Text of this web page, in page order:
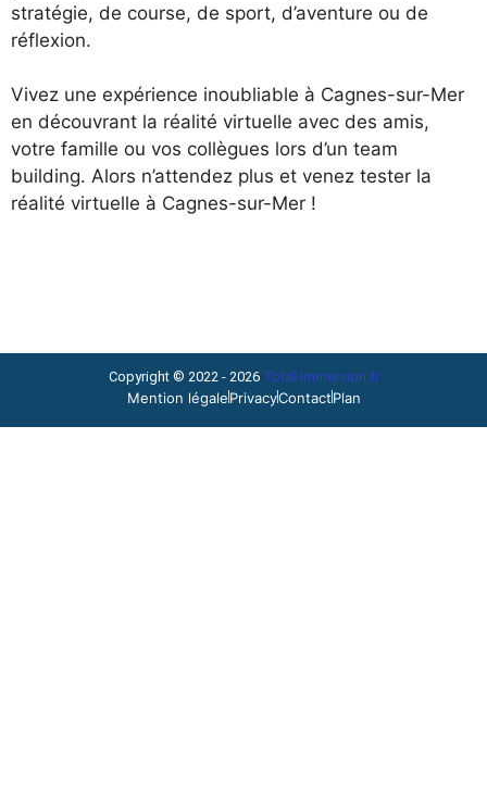
stratégie, de course, de sport, d’aventure ou de
réflexion.
Vivez une expérience inoubliable à Cagnes-sur-Mer
en découvrant la réalité virtuelle avec des amis,
votre famille ou vos collègues lors d’un team
building. Alors n’attendez plus et venez tester la
réalité virtuelle à Cagnes-sur-Mer !
Copyright © 2022 - 2026 Total-Immersion.fr
Mention légalePrivacyContactPlan